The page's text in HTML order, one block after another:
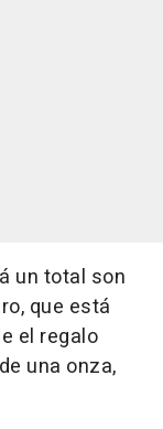
un total son
que está
el regalo
una onza,